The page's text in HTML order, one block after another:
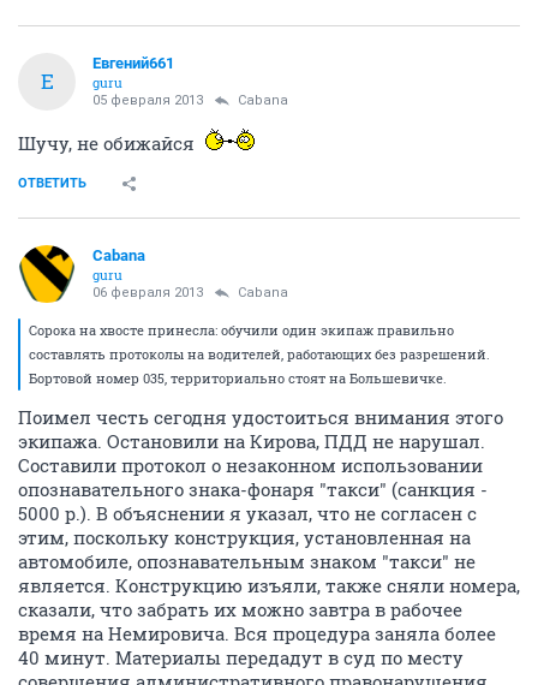
Е
Евгений661
guru
05 февраля 2013 Cabana
Шучу, не обижайся
ОТВЕТИТЬ
Cabana
guru
06 февраля 2013 Cabana
Сорока на хвосте принесла: обучили один экипаж правильно
составлять протоколы на водителей, работающих без разрешений.
Бортовой номер 035, территориально стоят на Большевичке.
Поимел честь сегодня удостоиться внимания этого
экипажа. Остановили на Кирова, ПДД не нарушал.
Составили протокол о незаконном использовании
опознавательного знака-фонаря "такси" (санкция -
5000 р.). В объяснении я указал, что не согласен с
этим, поскольку конструкция, установленная на
автомобиле, опознавательным знаком "такси" не
является. Конструкцию изъяли, также сняли номера,
сказали, что забрать их можно завтра в рабочее
время на Немировича. Вся процедура заняла более
40 минут. Материалы передадут в суд по месту